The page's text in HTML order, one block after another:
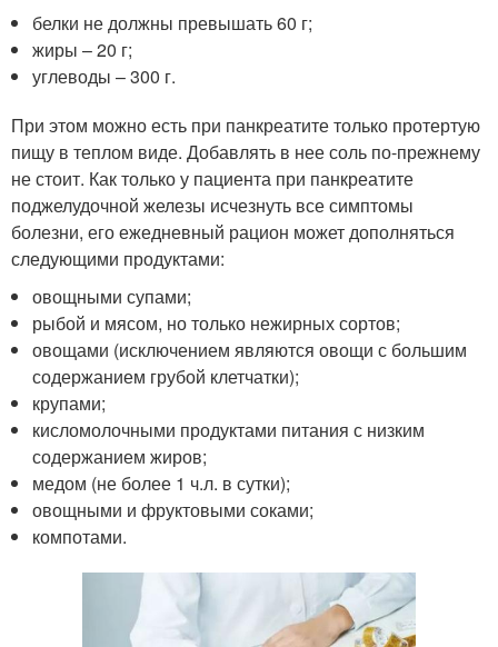
белки не должны превышать 60 г;
жиры – 20 г;
углеводы – 300 г.
При этом можно есть при панкреатите только протертую
пищу в теплом виде. Добавлять в нее соль по-прежнему
не стоит. Как только у пациента при панкреатите
поджелудочной железы исчезнуть все симптомы
болезни, его ежедневный рацион может дополняться
следующими продуктами:
овощными супами;
рыбой и мясом, но только нежирных сортов;
овощами (исключением являются овощи с большим
содержанием грубой клетчатки);
крупами;
кисломолочными продуктами питания с низким
содержанием жиров;
медом (не более 1 ч.л. в сутки);
овощными и фруктовыми соками;
компотами.